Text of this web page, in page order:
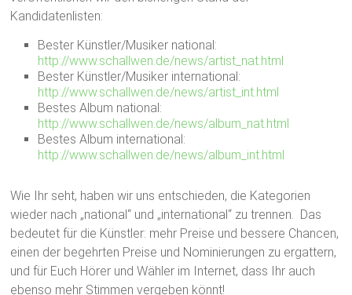
Kandidatenlisten:
Bester Künstler/Musiker national:
http://www.schallwen.de/news/artist_nat.html
Bester Künstler/Musiker international:
http://www.schallwen.de/news/artist_int.html
Bestes Album national:
http://www.schallwen.de/news/album_nat.html
Bestes Album international:
http://www.schallwen.de/news/album_int.html
Wie Ihr seht, haben wir uns entschieden, die Kategorien
wieder nach „national“ und „international“ zu trennen. Das
bedeutet für die Künstler: mehr Preise und bessere Chancen,
einen der begehrten Preise und Nominierungen zu ergattern,
und für Euch Hörer und Wähler im Internet, dass Ihr auch
ebenso mehr Stimmen vergeben könnt!